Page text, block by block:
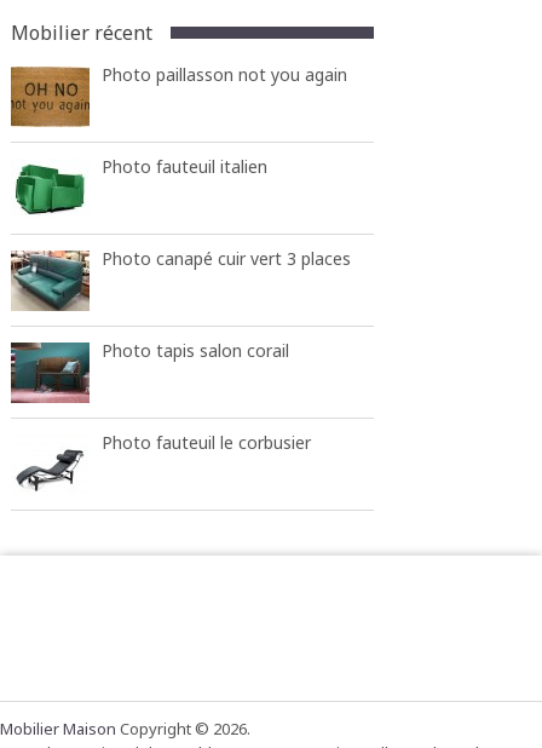
Mobilier récent
Photo paillasson not you again
Photo fauteuil italien
Photo canapé cuir vert 3 places
Photo tapis salon corail
Photo fauteuil le corbusier
Mobilier Maison Copyright © 2026.